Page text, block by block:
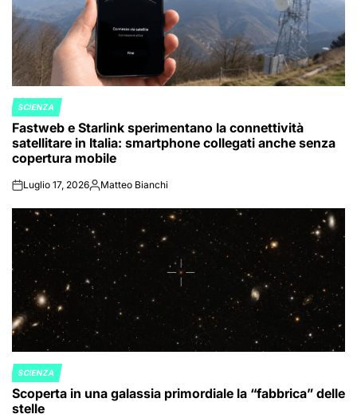
POSTED
IN
SCIENZA
Fastweb e Starlink sperimentano la connettività
satellitare in Italia: smartphone collegati anche senza
copertura mobile
onLuglio 17, 2026Posted
Matteo Bianchi
POSTED
IN
SCIENZA
Scoperta in una galassia primordiale la “fabbrica” delle
stelle